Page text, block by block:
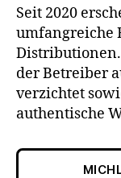
Seit 2020
umfangreiche
Distributionen.
der Betreiber
verzichtet
authentische